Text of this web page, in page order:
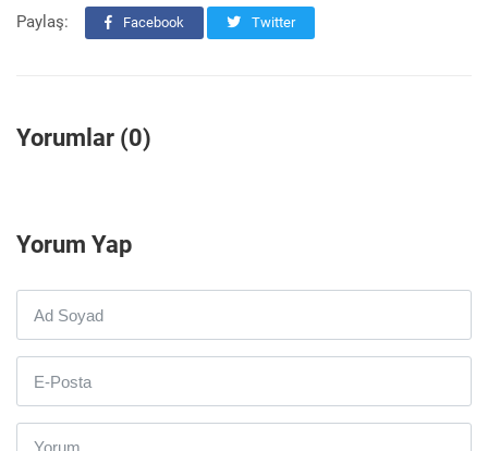
Paylaş: Facebook Twitter
Yorumlar (0)
Yorum Yap